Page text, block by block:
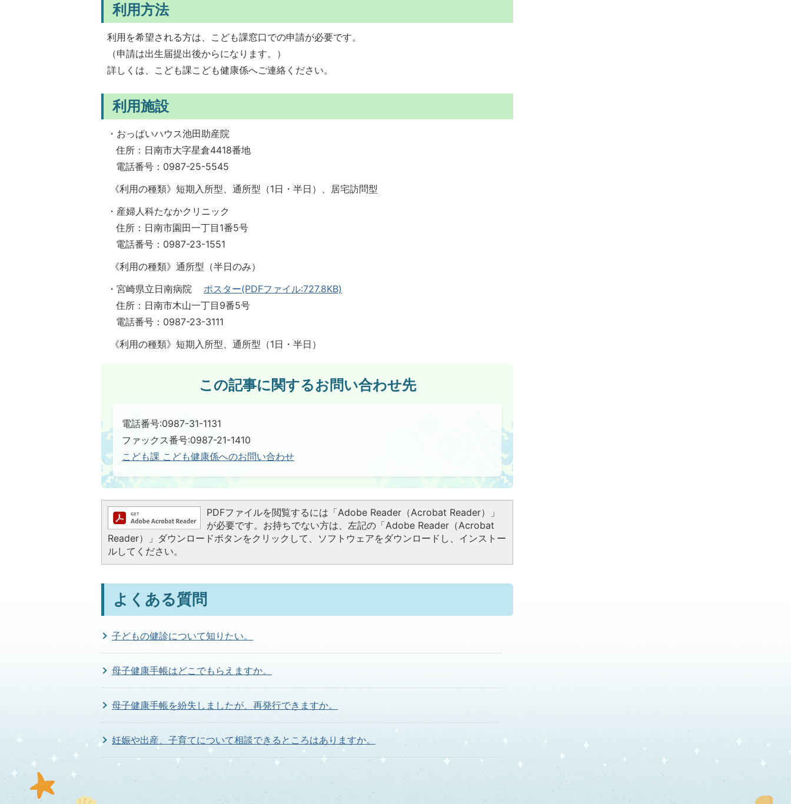
利用方法
利用を希望される方は、こども課窓口での申請が必要です。
（申請は出生届提出後からになります。）
詳しくは、こども課こども健康係へご連絡ください。
利用施設
・おっぱいハウス池田助産院
住所：日南市大字星倉4418番地
電話番号：0987-25-5545
《利用の種類》短期入所型、通所型（1日・半日）、居宅訪問型
・産婦人科たなかクリニック
住所：日南市園田一丁目1番5号
電話番号：0987-23-1551
《利用の種類》通所型（半日のみ）
・宮崎県立日南病院 ポスター(PDFファイル:727.8KB)
住所：日南市木山一丁目9番5号
電話番号：0987-23-3111
《利用の種類》短期入所型、通所型（1日・半日）
この記事に関するお問い合わせ先
電話番号:0987-31-1131
ファックス番号:0987-21-1410​​​​​​​
こども課 こども健康係へのお問い合わせ
PDFファイルを閲覧するには「Adobe Reader（Acrobat Reader）」
が必要です。お持ちでない方は、左記の「Adobe Reader（Acrobat
Reader）」ダウンロードボタンをクリックして、ソフトウェアをダウンロードし、インストー
ルしてください。
よくある質問
子どもの健診について知りたい。
母子健康手帳はどこでもらえますか。
母子健康手帳を紛失しましたが、再発行できますか。
妊娠や出産、子育てについて相談できるところはありますか。
出産育児一時金とはどのようなものですか。